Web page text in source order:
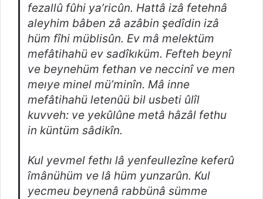
fezallû fûhi ya’ricûn. Hattâ izâ fetehnâ
aleyhim bâben zâ azâbin şedîdin izâ
hüm fîhi müblisûn. Ev mâ melektüm
mefâtihahü ev sadîkıküm. Fefteh beynî
ve beynehüm fethan ve neccinî ve men
meıye minel mü’minîn. Mâ inne
mefâtihahü letenûü bil usbeti ûlîl
kuvveh: ve yekûlûne metâ hâzâl fethu
in küntüm sâdikîn.
Kul yevmel fethı lâ yenfeullezîne keferû
îmânühüm ve lâ hüm yunzarûn. Kul
yecmeu beynenâ rabbünâ sümme